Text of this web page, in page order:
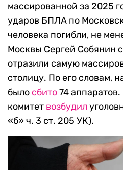
массированной за 2025
ударов БПЛА по
человека погибли, не
Москвы Сергей Собянин
отразили самую
столицу. По его словам,
было сбито74
комитет возбудил
«б» ч. 3 ст. 205 УК).